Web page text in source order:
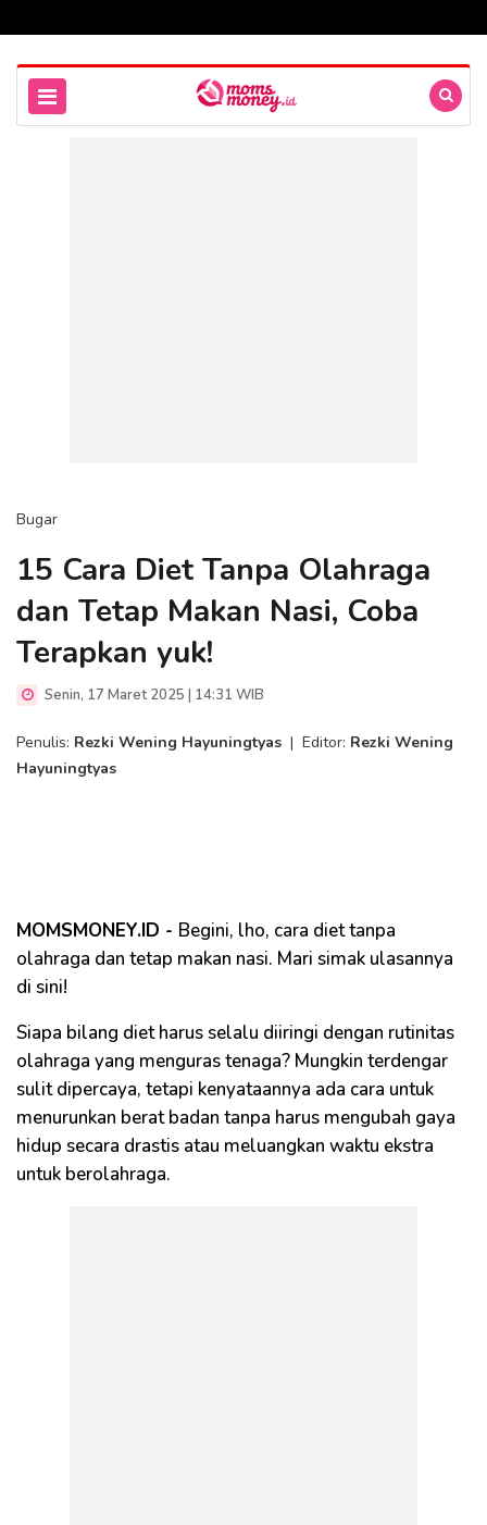
Bugar
15 Cara Diet Tanpa Olahraga
dan Tetap Makan Nasi, Coba
Terapkan yuk!
Senin, 17 Maret 2025 | 14:31 WIB
Penulis: Rezki Wening Hayuningtyas | Editor: Rezki Wening
Hayuningtyas
MOMSMONEY.ID - Begini, lho, cara diet tanpa
olahraga dan tetap makan nasi. Mari simak ulasannya
di sini!
Siapa bilang diet harus selalu diiringi dengan rutinitas
olahraga yang menguras tenaga? Mungkin terdengar
sulit dipercaya, tetapi kenyataannya ada cara untuk
menurunkan berat badan tanpa harus mengubah gaya
hidup secara drastis atau meluangkan waktu ekstra
untuk berolahraga.